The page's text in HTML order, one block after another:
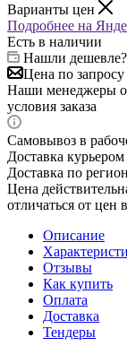
Варианты цен
Подробнее на
Есть в наличии
Нашли дешевле?
Цена по запросу
Наши менеджеры
условия заказа
Самовывоз в
Доставка
Доставка по
Цена
отличаться от цен
Описание
Отзывы
Как купить
Оплата
Доставка
Тендеры